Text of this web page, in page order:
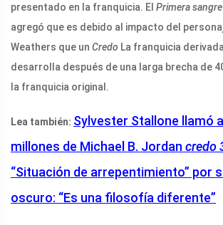
presentado en la franquicia. El Primera sangre
agregó que es debido al impacto del
Weathers que un Credo La franquicia
desarrolla después de una larga brecha de
la franquicia original.
Lea también: Sylvester Stallone llamó
millones de Michael B. Jordan credo
“Situación de arrepentimiento” por
oscuro: “Es una filosofía diferente”